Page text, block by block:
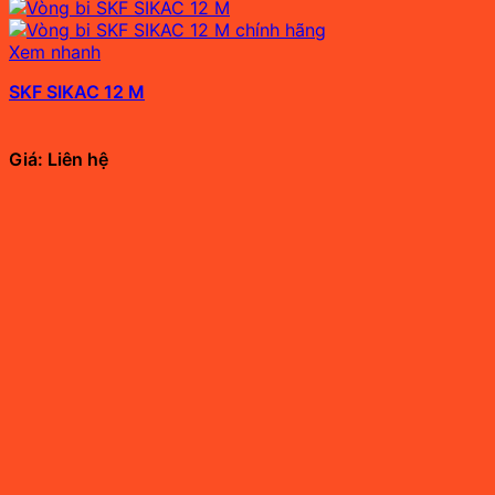
Xem nhanh
SKF SIKAC 12 M
Giá: Liên hệ